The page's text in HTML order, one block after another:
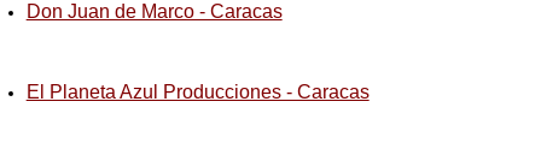
Don Juan de Marco - Caracas
El Planeta Azul Producciones - Caracas